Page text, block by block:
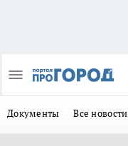
Документы Все новости